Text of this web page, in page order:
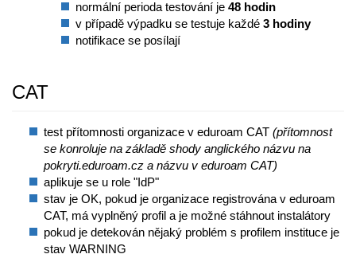
normální perioda testování je 48 hodin
v případě výpadku se testuje každé 3 hodiny
notifikace se posílají
CAT
test přítomnosti organizace v eduroam CAT (přítomnost
se konroluje na základě shody anglického názvu na
pokryti.eduroam.cz a názvu v eduroam CAT)
aplikuje se u role "IdP"
stav je OK, pokud je organizace registrována v eduroam
CAT, má vyplněný profil a je možné stáhnout instalátory
pokud je detekován nějaký problém s profilem instituce je
stav WARNING